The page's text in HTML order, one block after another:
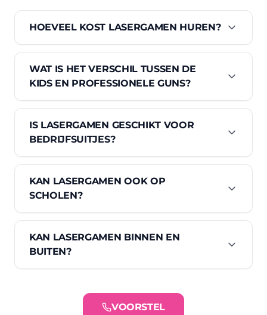
HOEVEEL KOST LASERGAMEN HUREN?
WAT IS HET VERSCHIL TUSSEN DE
KIDS EN PROFESSIONELE GUNS?
IS LASERGAMEN GESCHIKT VOOR
BEDRIJFSUITJES?
KAN LASERGAMEN OOK OP
SCHOLEN?
KAN LASERGAMEN BINNEN EN
BUITEN?
VOORSTEL